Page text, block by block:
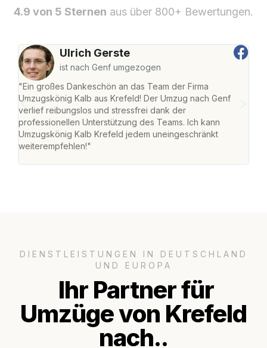
4.9 von 5 Sternen aus über 800+ Bewertungen.
Ulrich Gerste
ist nach Genf umgezogen
"Ein großes Dankeschön an das Team der Firma
Umzugskönig Kalb aus Krefeld! Der Umzug nach Genf
verlief reibungslos und stressfrei dank der
professionellen Unterstützung des Teams. Ich kann
Umzugskönig Kalb Krefeld jedem uneingeschränkt
weiterempfehlen!"
DIENSTLEISTUNGEN IN DEUTSCHLAND
UND EUROPA
Ihr Partner für
Umzüge von Krefeld
nach..